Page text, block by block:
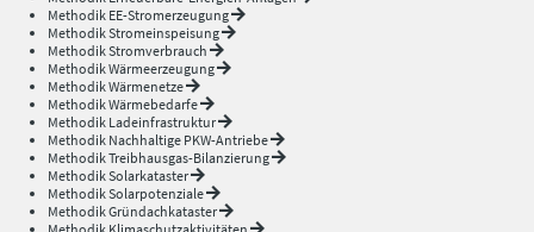
Methodik EE-Stromerzeugung
Methodik Stromeinspeisung
Methodik Stromverbrauch
Methodik Wärmeerzeugung
Methodik Wärmenetze
Methodik Wärmebedarfe
Methodik Ladeinfrastruktur
Methodik Nachhaltige PKW-Antriebe
Methodik Treibhausgas-Bilanzierung
Methodik Solarkataster
Methodik Solarpotenziale
Methodik Gründachkataster